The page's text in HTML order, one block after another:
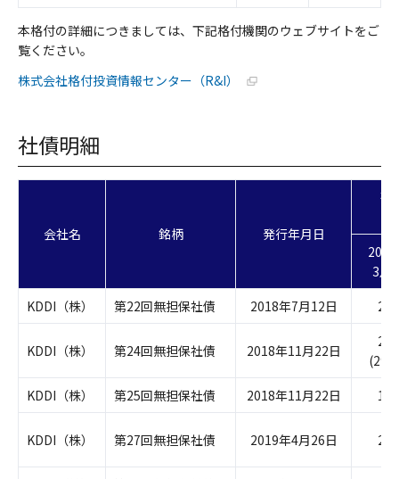
本格付の詳細につきましては、下記格付機関のウェブサイトをご
覧ください。
株式会社格付投資情報センター（R&I）
新規ウィンドウで開く
社債明細
会社名 銘柄 発行年月日
残
3月
KDDI（株）
第22回無担保社債 2018年7月12日
KDDI（株） 第24回無担保社債 2018年11月22日
KDDI（株）
第25回無担保社債 2018年11月22日
KDDI（株） 第27回無担保社債 2019年4月26日